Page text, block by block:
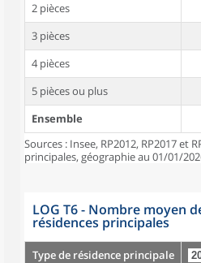
2 pièces
3 pièces
4 pièces
5 pièces ou plus
Ensemble
Sources : Insee, RP2012, RP2017 et
principales, géographie au 01/01/
LOG T6 - Nombre moyen
résidences principales
Type de résidence principale